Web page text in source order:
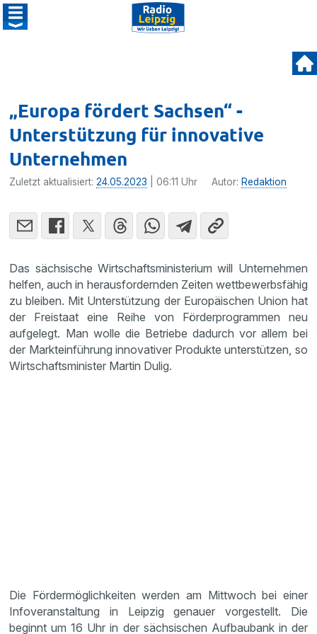
„Europa fördert Sachsen“ -
Unterstützung für innovative
Unternehmen
Zuletzt aktualisiert:24.05.2023 | 06:11 Uhr Autor: Redaktion
Das sächsische Wirtschaftsministerium will Unternehmen
helfen, auch in herausfordernden Zeiten wettbewerbsfähig
zu bleiben. Mit Unterstützung der Europäischen Union hat
der Freistaat eine Reihe von Förderprogrammen neu
aufgelegt. Man wolle die Betriebe dadurch vor allem bei
der Markteinführung innovativer Produkte unterstützen, so
Wirtschaftsminister Martin Dulig.
Die Fördermöglichkeiten werden am Mittwoch bei einer
Infoveranstaltung in Leipzig genauer vorgestellt. Die
beginnt um 16 Uhr in der sächsischen Aufbaubank in der